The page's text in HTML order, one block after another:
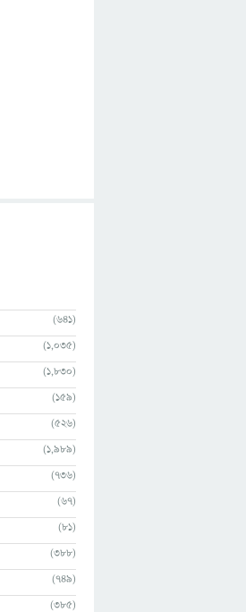
(641)
(1,035)
(1,830)
(159)
(526)
(1,989)
(736)
(67)
(81)
(388)
(749)
(385)